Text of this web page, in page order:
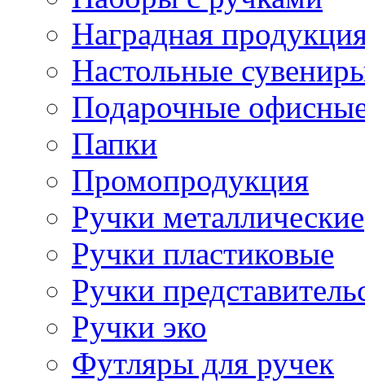
Наградная
Настольные
Подарочные
Папки
Промопродукция
Ручки металлические
Ручки пластиковые
Ручки
Ручки эко
Футляры для ручек